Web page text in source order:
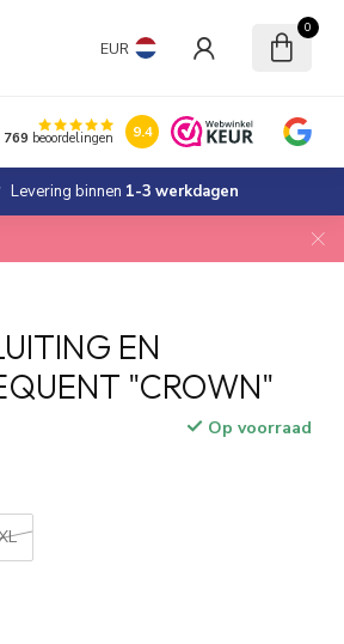
EUR
0
769 beoordelingen 9.4
Levering binnen 1-3 werkdagen
EN
"CROWN"
Op voorraad